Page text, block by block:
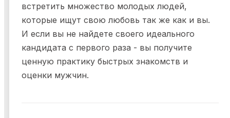
встретить множество молодых людей,
которые ищут свою любовь так же как и вы.
И если вы не найдете своего идеального
кандидата с первого раза - вы получите
ценную практику быстрых знакомств и
оценки мужчин.